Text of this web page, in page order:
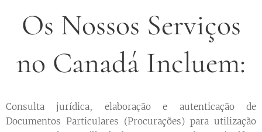
Os Nossos Serviços
no Canadá Incluem:
Consulta jurídica, elaboração e autenticação de
Documentos Particulares (Procurações) para utilização